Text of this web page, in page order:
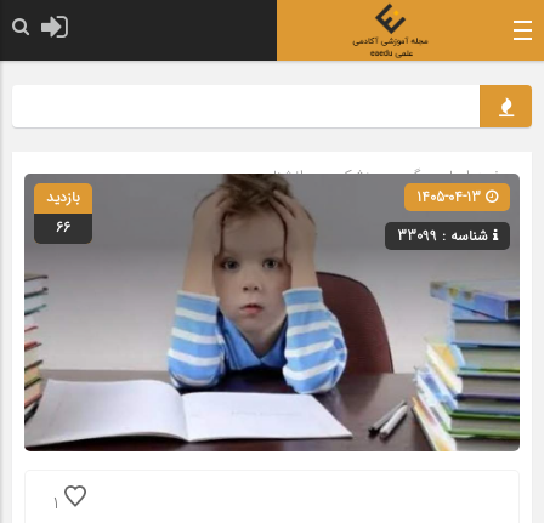
صفحه اصلی» گروه »پزشکی و روانشناسی
شناسه : 33099
بازدید
66
1